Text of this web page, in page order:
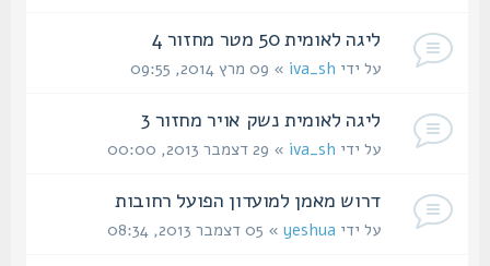
ליגה לאומית 50 מטר מחזור 4
על ידיiva_sh» 09 מרץ 2014, 09:55
ליגה לאומית נשק אויר מחזור 3
על ידיiva_sh» 29 דצמבר 2013, 00:00
דרוש מאמן למועדון הפועל רחובות
על ידיyeshua» 05 דצמבר 2013, 08:34